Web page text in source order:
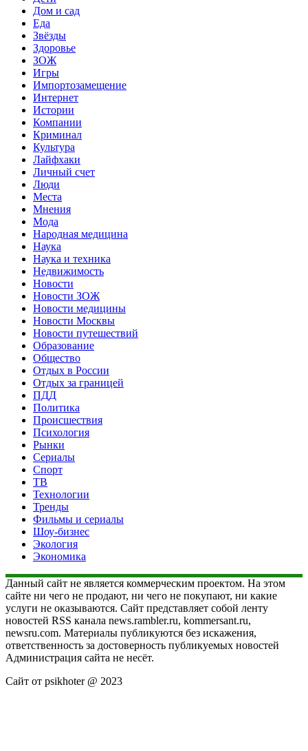
Дом и сад
Еда
Звёзды
Здоровье
ЗОЖ
Игры
Импортозамещение
Интернет
Истории
Компании
Криминал
Культура
Лайфхаки
Личный счет
Люди
Места
Мнения
Мода
Народная медицина
Наука
Наука и техника
Недвижимость
Новости
Новости ЗОЖ
Новости медицины
Новости Москвы
Новости путешествий
Образование
Общество
Отдых в России
Отдых за границей
ПДД
Политика
Происшествия
Психология
Рынки
Сериалы
Спорт
ТВ
Технологии
Тренды
Фильмы и сериалы
Шоу-бизнес
Экология
Экономика
Данный сайт не является коммерческим проектом. На этом
сайте ни чего не продают, ни чего не покупают, ни какие
услуги не оказываются. Сайт представляет собой ленту
новостей RSS канала news.rambler.ru, kommersant.ru,
newsru.com. Материалы публикуются без искажения,
ответственность за достоверность публикуемых новостей
Администрация сайта не несёт.
Сайт от psikhoter @ 2023